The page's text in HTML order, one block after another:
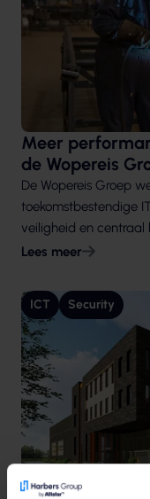
Meer
de Wopereis
De Wopereis Groep
toekomstbestendige
veiligheid en
locaties en tien
Lees meer
ICT Security